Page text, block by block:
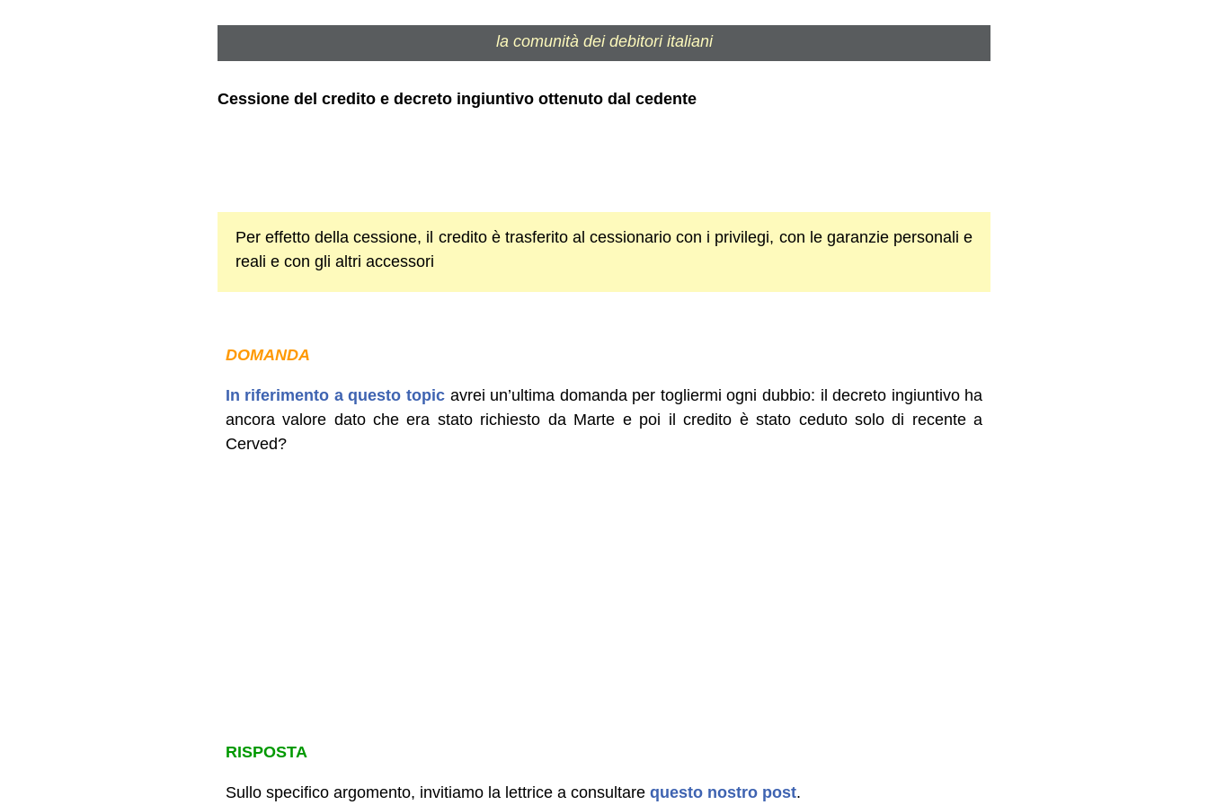
la comunità dei debitori italiani
Cessione del credito e decreto ingiuntivo ottenuto dal cedente
Per effetto della cessione, il credito è trasferito al cessionario con i privilegi, con le garanzie personali e
reali e con gli altri accessori
DOMANDA
In riferimento a questo topicavrei un’ultima domanda per togliermi ogni dubbio: il decreto ingiuntivo ha
ancora valore dato che era stato richiesto da Marte e poi il credito è stato ceduto solo di recente a
Cerved?
RISPOSTA
Sullo specifico argomento, invitiamo la lettrice a consultare questo nostro post.